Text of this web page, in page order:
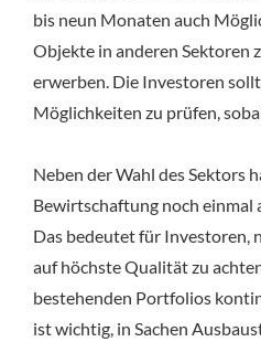
bis neun Monaten auch
Objekte in anderen Sektoren
erwerben. Die Investoren
Möglichkeiten zu prüfen,
Neben der Wahl des Sektors
Bewirtschaftung noch einmal
Das bedeutet für Investoren,
auf höchste Qualität zu
bestehenden Portfolios
ist wichtig, in Sachen